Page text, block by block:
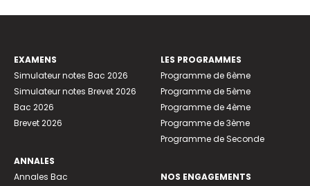
EXAMENS
Simulateur notes Bac 2026
Simulateur notes Brevet 2026
Bac 2026
Brevet 2026
ANNALES
Annales Bac
LES PROGRAMMES
Programme de 6ème
Programme de 5ème
Programme de 4ème
Programme de 3ème
Programme de Seconde
NOS ENGAGEMENTS